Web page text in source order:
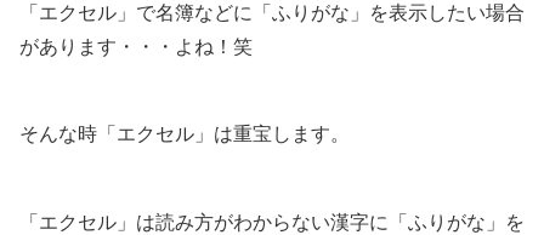
「エクセル」で名簿などに「ふりがな」を表示したい場合
があります・・・よね！笑
そんな時「エクセル」は重宝します。
「エクセル」は読み方がわからない漢字に「ふりがな」を